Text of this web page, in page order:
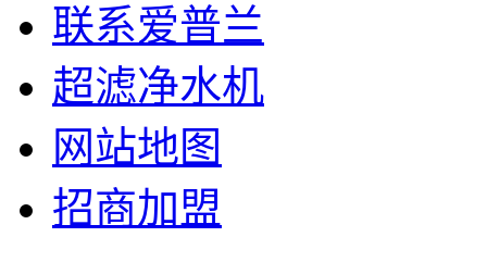
联系爱普兰
超滤净水机
网站地图
招商加盟